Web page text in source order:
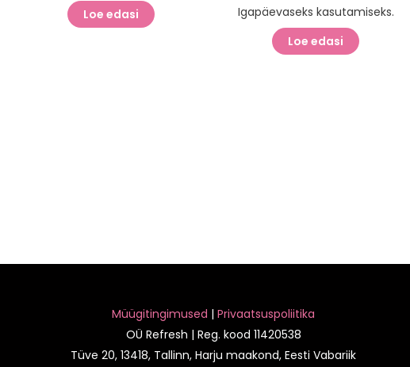
Loe edasi
Igapäevaseks kasutamiseks.
Loe edasi
Müügitingimused | Privaatsuspoliitika
OÜ Refresh | Reg. kood 11420538
Tüve 20, 13418, Tallinn, Harju maakond, Eesti Vabariik